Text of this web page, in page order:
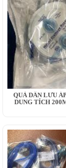
QUẢ DẪN LƯU
DUNG TÍCH